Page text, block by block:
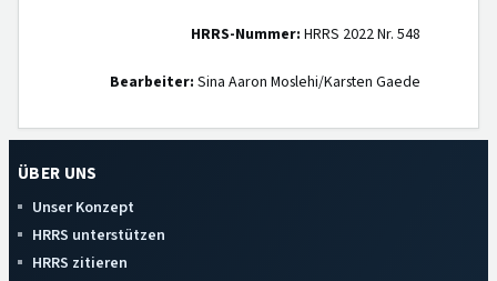
HRRS-Nummer: HRRS 2022 Nr. 548
Bearbeiter: Sina Aaron Moslehi/Karsten Gaede
ÜBER UNS
Unser Konzept
HRRS unterstützen
HRRS zitieren